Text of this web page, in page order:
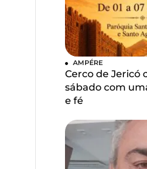
AMPÉRE
Cerco de Jericó
sábado com
e fé